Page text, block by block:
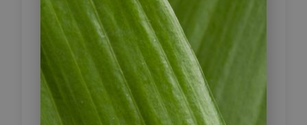
werden Sie von den umliegenden
Sehenswürdigkeiten und den nahegelegenen
schneebedeckten Vulkanen begeistert sein.
Fahrzeit: 160 km/ 4 Std.
1 x Hotel Qantati (Standard)